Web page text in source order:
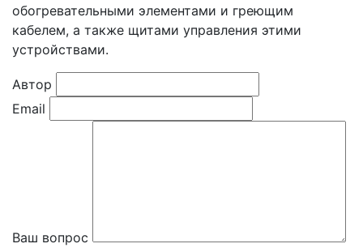
обогревательными элементами и греющим
кабелем, а также щитами управления этими
устройствами.
Автор
Email
Ваш вопрос